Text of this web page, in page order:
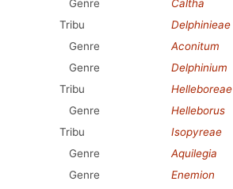
Genre
Caltha
Tribu
Delphinieae
Genre
Aconitum
Genre
Delphinium
Tribu
Helleboreae
Genre
Helleborus
Tribu
Isopyreae
Genre
Aquilegia
Genre
Enemion